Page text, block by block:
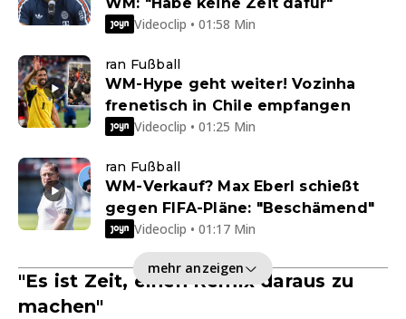
Videoclip • 01:58 Min
ran Fußball
WM-Hype geht weiter! Vozinha
frenetisch in Chile empfangen
Videoclip • 01:25 Min
ran Fußball
WM-Verkauf? Max Eberl schießt
gegen FIFA-Pläne: "Beschämend"
Videoclip • 01:17 Min
mehr anzeigen
"Es ist Zeit, einen Remix daraus zu
machen"